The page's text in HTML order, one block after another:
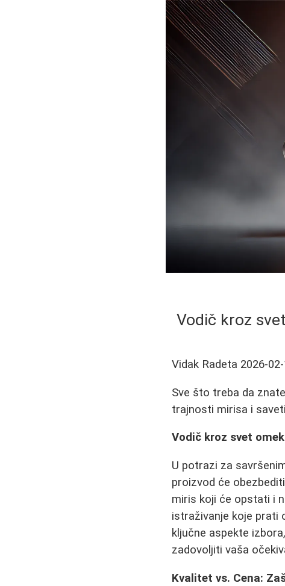
Vodič kroz
Vidak Radeta 2026-02-
Sve što treba da
trajnosti mirisa i
Vodič kroz svet
U potrazi za
proizvod će
miris koji će opstati i
istraživanje koje prati
ključne aspekte
zadovoljiti vaša
Kvalitet vs. Cena: